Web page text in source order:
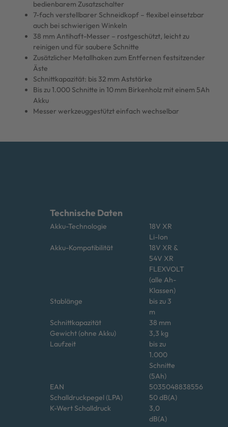
bedienbarem Zusatzschalter
7-fach verstellbarer Schneidkopf – flexibel einsetzbar
auch bei schwierigen Winkeln
38 mm Antihaft-Messer – rostgeschützt, leicht zu
reinigen und für saubere Schnitte
Zusätzlicher Metallhaken zum Entfernen festsitzender
Äste
Schnittkapazität: bis 32 mm Aststärke
Bis zu 1.000 Schnitte in 10 mm Birkenholz mit einem 5Ah
Akku
Messer werkzeuggestützt einfach wechselbar
Technische Daten
Akku-Technologie
18V XR
Li-Ion
Akku-Kompatibilität
18V XR &
54V XR
FLEXVOLT
(alle Ah-
Klassen)
Stablänge
bis zu 3
m
Schnittkapazität
38 mm
Gewicht (ohne Akku)
3,3 kg
Laufzeit
bis zu
1.000
Schnitte
(5Ah)
EAN
5035048838556
Schalldruckpegel (LPA)
50 dB(A)
K-Wert Schalldruck
3,0
dB(A)